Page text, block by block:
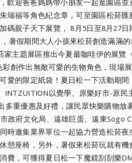
瑞福等角色紀念章，可至園區松菸
碼親子天下展覽， 8月5日至8月27
暑假期間大人小孩來松菸創造滿滿
家主題 展區推出今夏最咖哇伊的展覽
創作出無敵可愛的生物角色 ，現場
愛的限定紙袋！夏日松一下活動期間
INTZUITION以覺學、原樂好市-原
多重優惠及好禮，讓民眾快樂購物放
政府文化局、遠雄巨蛋、遠東Sogo
同時邀集業界單位一起協力營造松菸
憩座椅，另外， 暑假來松菸玩就有
費，可獲得夏日松一下魔鏡刮刮樂